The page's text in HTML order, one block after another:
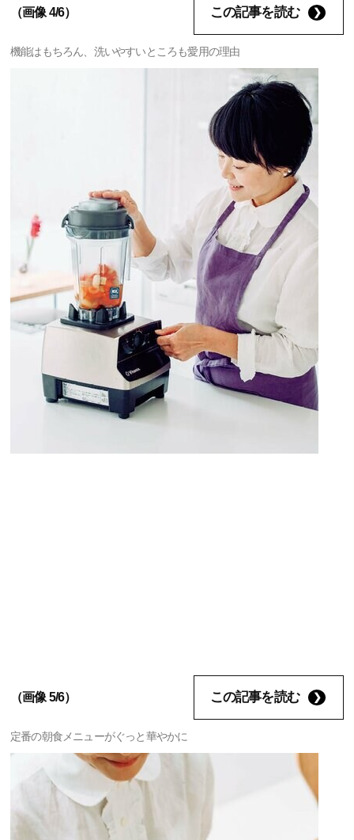
（画像 4/6） この記事を読む
機能はもちろん、洗いやすいところも愛用の理由
（画像 5/6） この記事を読む
定番の朝食メニューがぐっと華やかに